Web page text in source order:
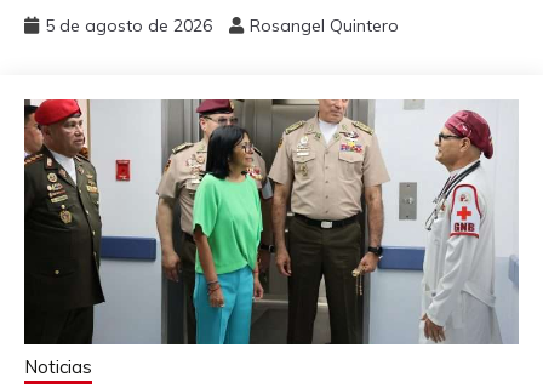
5 de agosto de 2026 Rosangel Quintero
Noticias